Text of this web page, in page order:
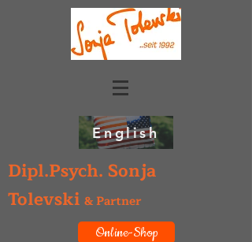
English
Dipl.Psych. Sonja
Tolevski & Partner
Online-Shop